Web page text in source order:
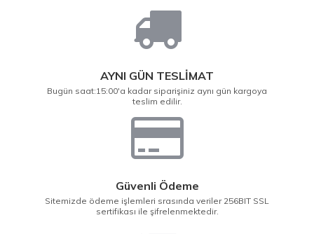
AYNI GÜN TESLİMAT
Bugün saat:15:00'a kadar siparişiniz aynı gün kargoya
teslim edilir.
Güvenli Ödeme
Sitemizde ödeme işlemleri srasında veriler 256BIT SSL
sertifikası ile şifrelenmektedir.